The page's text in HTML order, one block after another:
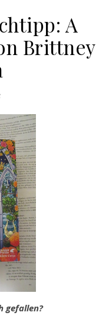
A
Brittney
gefallen?